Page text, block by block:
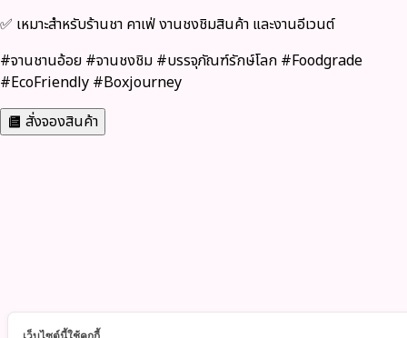
✅ เหมาะสำหรับร้านชา คาเฟ่ งานชงชิมสินค้า และงานอีเวนต์
#จานชานอ้อย #จานชงชิม #บรรจุภัณฑ์รักษ์โลก #Foodgrade
#EcoFriendly #Boxjourney
สั่งจองสินค้า